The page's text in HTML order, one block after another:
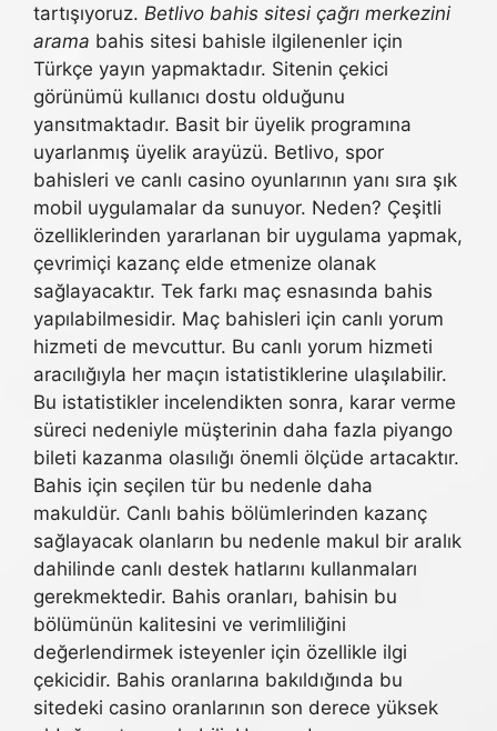
tartışıyoruz. Betlivo bahis sitesi çağrı merkezini
arama bahis sitesi bahisle ilgilenenler için
Türkçe yayın yapmaktadır. Sitenin çekici
görünümü kullanıcı dostu olduğunu
yansıtmaktadır. Basit bir üyelik programına
uyarlanmış üyelik arayüzü. Betlivo, spor
bahisleri ve canlı casino oyunlarının yanı sıra şık
mobil uygulamalar da sunuyor. Neden? Çeşitli
özelliklerinden yararlanan bir uygulama yapmak,
çevrimiçi kazanç elde etmenize olanak
sağlayacaktır. Tek farkı maç esnasında bahis
yapılabilmesidir. Maç bahisleri için canlı yorum
hizmeti de mevcuttur. Bu canlı yorum hizmeti
aracılığıyla her maçın istatistiklerine ulaşılabilir.
Bu istatistikler incelendikten sonra, karar verme
süreci nedeniyle müşterinin daha fazla piyango
bileti kazanma olasılığı önemli ölçüde artacaktır.
Bahis için seçilen tür bu nedenle daha
makuldür. Canlı bahis bölümlerinden kazanç
sağlayacak olanların bu nedenle makul bir aralık
dahilinde canlı destek hatlarını kullanmaları
gerekmektedir. Bahis oranları, bahisin bu
bölümünün kalitesini ve verimliliğini
değerlendirmek isteyenler için özellikle ilgi
çekicidir. Bahis oranlarına bakıldığında bu
sitedeki casino oranlarının son derece yüksek